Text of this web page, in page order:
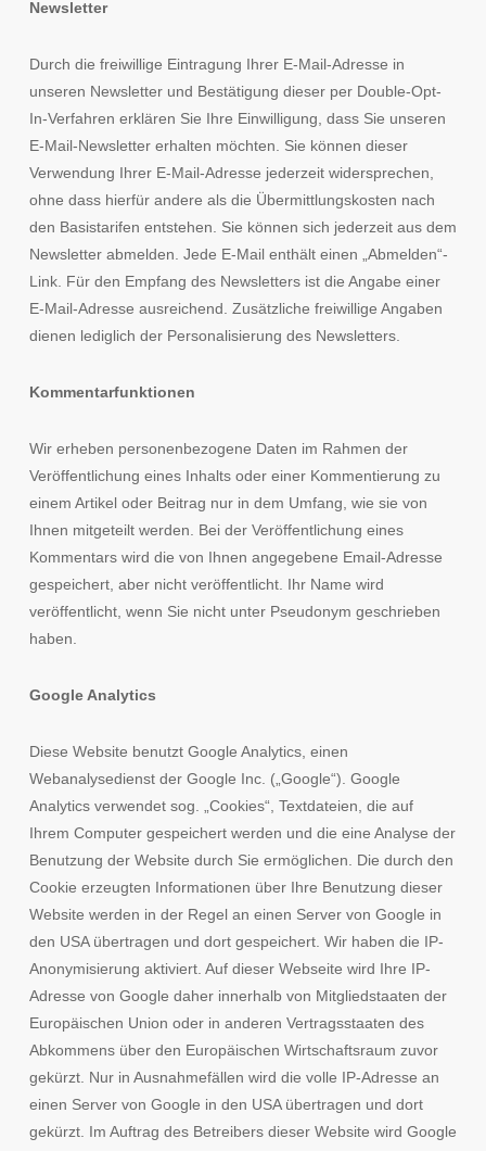
Newsletter
Durch die freiwillige Eintragung Ihrer E-Mail-Adresse in
unseren Newsletter und Bestätigung dieser per Double-Opt-
In-Verfahren erklären Sie Ihre Einwilligung, dass Sie unseren
E-Mail-Newsletter erhalten möchten. Sie können dieser
Verwendung Ihrer E-Mail-Adresse jederzeit widersprechen,
ohne dass hierfür andere als die Übermittlungskosten nach
den Basistarifen entstehen. Sie können sich jederzeit aus dem
Newsletter abmelden. Jede E-Mail enthält einen „Abmelden“-
Link. Für den Empfang des Newsletters ist die Angabe einer
E-Mail-Adresse ausreichend. Zusätzliche freiwillige Angaben
dienen lediglich der Personalisierung des Newsletters.
Kommentarfunktionen
Wir erheben personenbezogene Daten im Rahmen der
Veröffentlichung eines Inhalts oder einer Kommentierung zu
einem Artikel oder Beitrag nur in dem Umfang, wie sie von
Ihnen mitgeteilt werden. Bei der Veröffentlichung eines
Kommentars wird die von Ihnen angegebene Email-Adresse
gespeichert, aber nicht veröffentlicht. Ihr Name wird
veröffentlicht, wenn Sie nicht unter Pseudonym geschrieben
haben.
Google Analytics
Diese Website benutzt Google Analytics, einen
Webanalysedienst der Google Inc. („Google“). Google
Analytics verwendet sog. „Cookies“, Textdateien, die auf
Ihrem Computer gespeichert werden und die eine Analyse der
Benutzung der Website durch Sie ermöglichen. Die durch den
Cookie erzeugten Informationen über Ihre Benutzung dieser
Website werden in der Regel an einen Server von Google in
den USA übertragen und dort gespeichert. Wir haben die IP-
Anonymisierung aktiviert. Auf dieser Webseite wird Ihre IP-
Adresse von Google daher innerhalb von Mitgliedstaaten der
Europäischen Union oder in anderen Vertragsstaaten des
Abkommens über den Europäischen Wirtschaftsraum zuvor
gekürzt. Nur in Ausnahmefällen wird die volle IP-Adresse an
einen Server von Google in den USA übertragen und dort
gekürzt. Im Auftrag des Betreibers dieser Website wird Google